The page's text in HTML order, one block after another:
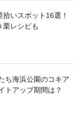
ます。冬ならではの
拾いスポット16選！
栗レシピも
ち海浜公園のコキア
トアップ期間は？